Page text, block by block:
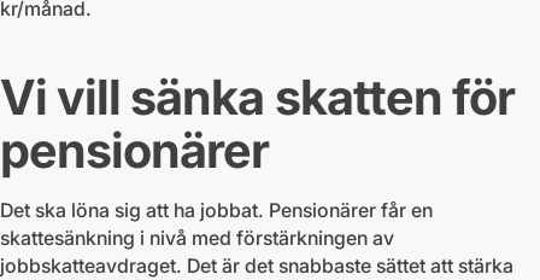
kr/månad.
Vi vill sänka skatten för
pensionärer
Det ska löna sig att ha jobbat. Pensionärer får en
skattesänkning i nivå med förstärkningen av
jobbskatteavdraget. Det är det snabbaste sättet att stärka